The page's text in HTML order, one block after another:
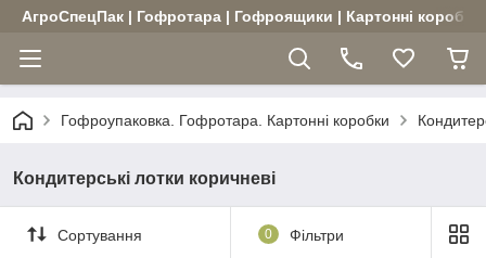
АгроСпецПак | Гофротара | Гофроящики | Картонні
Гофроупаковка. Гофротара. Картонні коробки
Кондитерські лотки коричневі
Сортування 0 Фільтри